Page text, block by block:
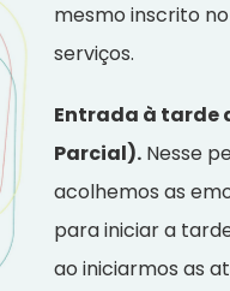
mesmo inscrito
serviços.
Entrada à tarde
Parcial).Nesse
acolhemos as
para iniciar a
ao iniciarmos as